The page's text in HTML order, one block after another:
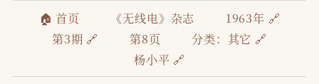
🏠 首页 《无线电》杂志
1963年 🔗
第3期 🔗
第8页 分类： 其它 🔗
杨小平 🔗